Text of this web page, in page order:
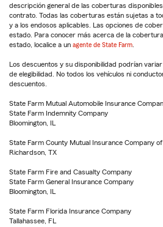
descripción general de las coberturas
contrato. Todas las coberturas están sujetas a
y a los endosos aplicables. Las opciones de
estado. Para conocer más acerca de la
estado, localice a un agente de State Farm
Los descuentos y su disponibilidad podrían
de elegibilidad. No todos los vehículos ni
descuentos.
State Farm Mutual Automobile Insurance
State Farm Indemnity Company
Bloomington, IL
State Farm County Mutual Insurance Company of
Richardson, TX
State Farm Fire and Casualty Company
State Farm General Insurance Company
Bloomington, IL
State Farm Florida Insurance Company
Tallahassee, FL